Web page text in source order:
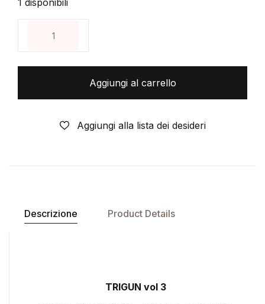
1 disponibili
Aggiungi al carrello
Aggiungi alla lista dei desideri
Descrizione Product Details
TRIGUN vol 3